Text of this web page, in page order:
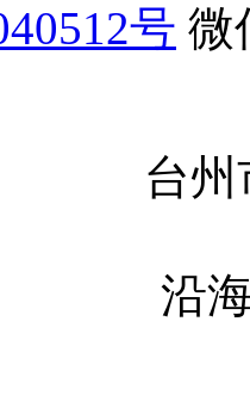
号 微
台
沿